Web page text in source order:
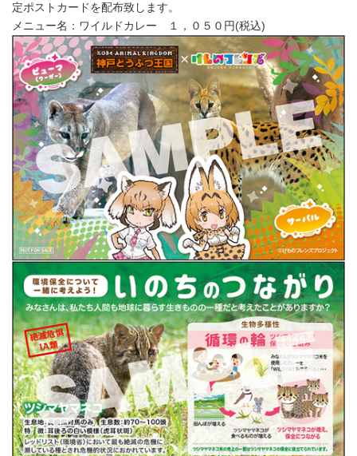
定ポストカードを配布致します。
メニュー名：ワイルドカレー １，０５０円(税込)